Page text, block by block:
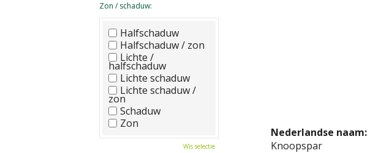
Nederlandse naam:
Knoopspar
Zon / schaduw:
Halfschaduw
Halfschaduw / zon
Lichte /
halfschaduw
Lichte schaduw
Lichte schaduw /
zon
Schaduw
Zon
Wis selectie